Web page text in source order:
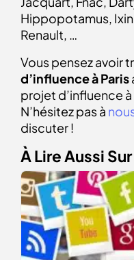
Hippopotamus,
Renault, …
Vous pensez avoir
d’influence à Paris
projet d’influence
N’hésitez pas à
discuter !
À Lire Aussi